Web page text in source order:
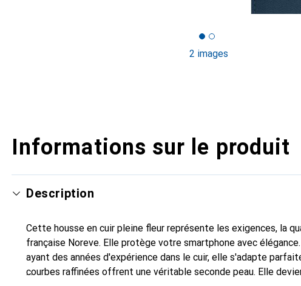
2 images
Informations sur le produit
Description
Cette housse en cuir pleine fleur représente les exigences, la
française Noreve. Elle protège votre smartphone avec
ayant des années d'expérience dans le cuir, elle s'adapte
courbes raffinées offrent une véritable seconde peau. Elle